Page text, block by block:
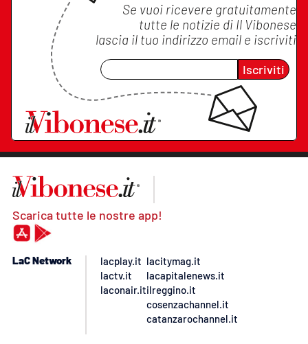
Se vuoi ricevere gratuitamente
tutte le notizie di Il Vibonese
lascia il tuo indirizzo email e iscriviti
Iscriviti
Scarica tutte le nostre app!
LaC Network
lacplay.it
lactv.it
laconair.it
lacitymag.it
lacapitalenews.it
ilreggino.it
cosenzachannel.it
catanzarochannel.it